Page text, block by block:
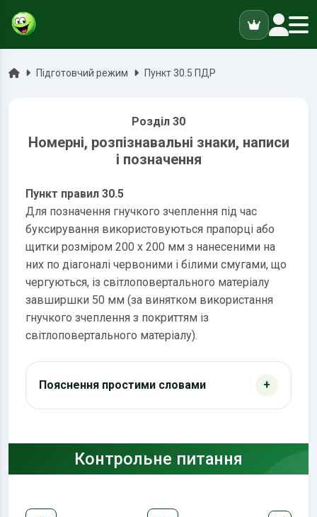
ГоловнаПідготовчий режим Пункт 30.5 ПДР
Розділ 30
Номерні, розпізнавальні знаки, написи
і позначення
Пункт правил 30.5
Для позначення гнучкого зчеплення під час
буксирування використовуються прапорці або
щитки розміром 200 х 200 мм з нанесеними на
них по діагоналі червоними і білими смугами, що
чергуються, із світлоповертального матеріалу
завширшки 50 мм (за винятком використання
гнучкого зчеплення з покриттям із
світлоповертального матеріалу).
Пояснення простими словами
Контрольне питання